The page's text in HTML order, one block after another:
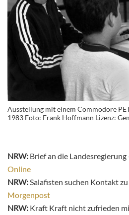
Ausstellung mit einem Commodore
1983 Foto: Frank Hoffmann Lizenz:
NRW: Brief an die
Online
NRW:Salafisten suchen Kontakt
Morgenpost
NRW: Kraft Kraft nicht zufrieden